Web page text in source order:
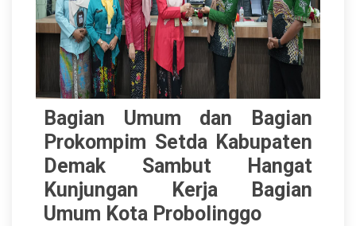
Bagian Umum dan Bagian
Prokompim Setda Kabupaten
Demak Sambut Hangat
Kunjungan Kerja Bagian
Umum Kota Probolinggo